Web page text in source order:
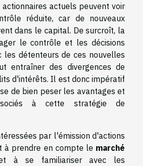
actuels peuvent voir
réduite, car de nouveaux
dans le capital. De surcroît, la
le contrôle et les décisions
les détenteurs de ces nouvelles
entraîner des divergences de
d'intérêts. Il est donc impératif
de bien peser les avantages et
à cette stratégie de
par l'émission d'actions
à prendre en compte le marché
à se familiariser avec les